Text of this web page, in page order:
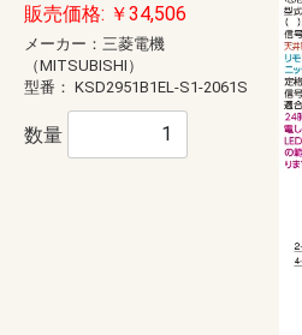
販売価格: ￥34,506
メーカー：三菱電機
（MITSUBISHI）
型番： KSD2951B1EL-S1-2061S
数量